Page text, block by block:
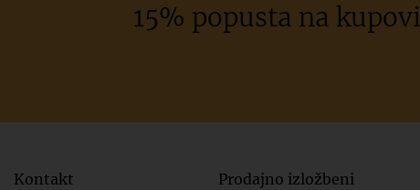
15% popusta na
Kontakt
Prodajno izložbeni